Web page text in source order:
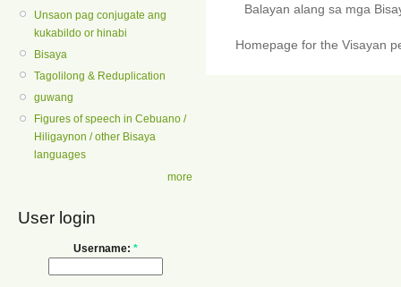
Unsaon pag conjugate ang
kukabildo or hinabi
Bisaya
Tagolilong & Reduplication
guwang
Figures of speech in Cebuano /
Hiligaynon / other Bisaya
languages
more
User login
Username: *
Balayan alang sa mga
Homepage for the Visayan